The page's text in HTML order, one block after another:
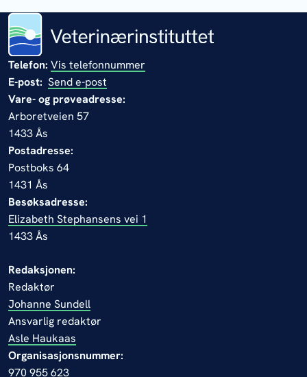
Telefon: Vis telefonnummer
E-post: Send e-post
Vare- og prøveadresse:
Arboretveien 57
1433 Ås
Postadresse:
Postboks 64
1431 Ås
Besøksadresse:
Elizabeth Stephansens vei 1
1433 Ås
Redaksjonen:
Redaktør
Johanne Sundell
Ansvarlig redaktør
Asle Haukaas
Organisasjonsnummer:
970 955 623